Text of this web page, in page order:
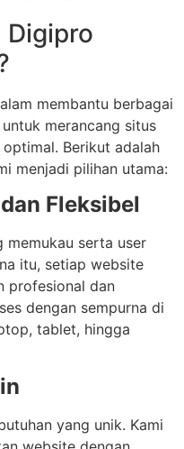
Digipro
membantu berbagai
merancang situs
Berikut adalah
menjadi pilihan utama:
Fleksibel
memukau serta user
itu, setiap website
profesional dan
dengan sempurna di
tablet, hingga
yang unik. Kami